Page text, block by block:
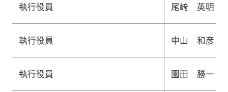
執行役員 尾﨑 英明
執行役員 中山 和彦
執行役員 園田 勝一